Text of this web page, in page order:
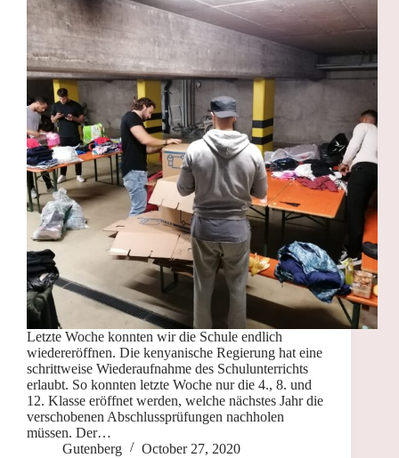
Letzte Woche konnten wir die Schule endlich
wiedereröffnen. Die kenyanische Regierung hat eine
schrittweise Wiederaufnahme des Schulunterrichts
erlaubt. So konnten letzte Woche nur die 4., 8. und
12. Klasse eröffnet werden, welche nächstes Jahr die
verschobenen Abschlussprüfungen nachholen
müssen. Der…
Gutenberg
October 27, 2020